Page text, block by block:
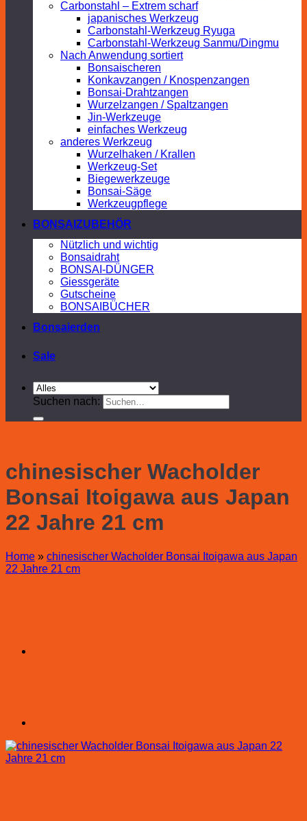
Carbonstahl – Extrem scharf
japanisches Werkzeug
Carbonstahl-Werkzeug Ryuga
Carbonstahl-Werkzeug Sanmu/Dingmu
Nach Anwendung sortiert
Bonsaischeren
Konkavzangen / Knospenzangen
Bonsai-Drahtzangen
Wurzelzangen / Spaltzangen
Jin-Werkzeuge
einfaches Werkzeug
anderes Werkzeug
Wurzelhaken / Krallen
Werkzeug-Set
Biegewerkzeuge
Bonsai-Säge
Werkzeugpflege
BONSAIZUBEHÖR
Nützlich und wichtig
Bonsaidraht
BONSAI-DÜNGER
Giessgeräte
Gutscheine
BONSAIBÜCHER
Bonsaierden
Sale
Suchen nach:
chinesischer Wacholder
Bonsai Itoigawa aus Japan
22 Jahre 21 cm
Home » chinesischer Wacholder Bonsai Itoigawa aus Japan
22 Jahre 21 cm